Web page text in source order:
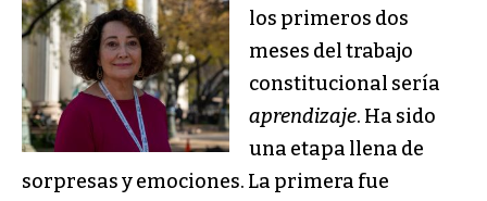
los primeros dos
meses del trabajo
constitucional sería
aprendizaje. Ha sido
una etapa llena de
sorpresas y emociones. La primera fue